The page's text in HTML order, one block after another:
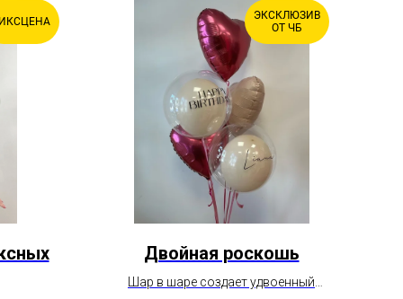
ЭКСКЛЮЗИВ
ОТ ЧБ
Двойная роскошь
Шар в шаре создает удвоенный